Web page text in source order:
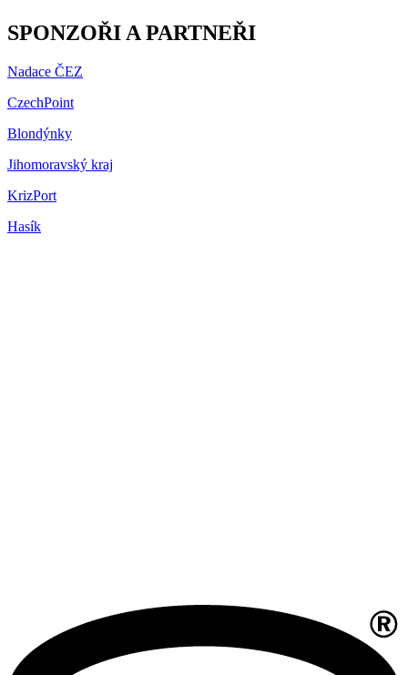
SPONZOŘI A PARTNEŘI
Nadace ČEZ
CzechPoint
Blondýnky
Jihomoravský kraj
KrizPort
Hasík